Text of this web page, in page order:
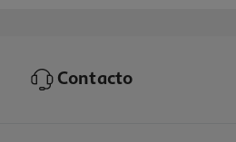
Contacto